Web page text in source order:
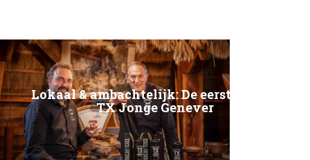
Lokaal & ambachtelijk: De eerste, echte
TX Jonge Genever